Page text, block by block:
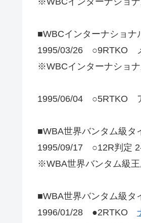
■WBCインターナショナ
1995/03/26 ○9RTKO
※WBCインターナショ
1995/06/04 ○5RTKO
■WBA世界バンタム級タ
1995/09/17 ○12R判定
※WBA世界バンタム級
■WBA世界バンタム級タ
1996/01/28 ●2RTKO